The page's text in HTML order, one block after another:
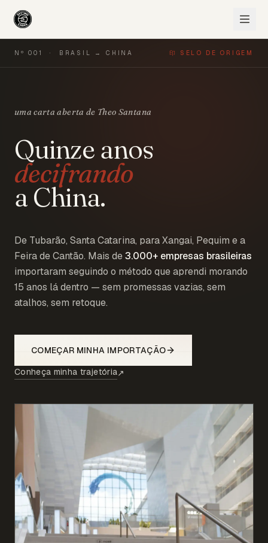
Nº 001 · BRASIL → CHINA 印 SELO DE ORIGEM
uma carta aberta de Theo Santana
Quinze anos
decifrando
a China.
De Tubarão, Santa Catarina, para Xangai, Pequim e a
Feira de Cantão. Mais de3.000+ empresas brasileiras
importaram seguindo o método que aprendi morando
15 anos lá dentro — sem promessas vazias, sem
atalhos, sem retoque.
COMEÇAR MINHA IMPORTAÇÃO
Conheça minha trajetória↗